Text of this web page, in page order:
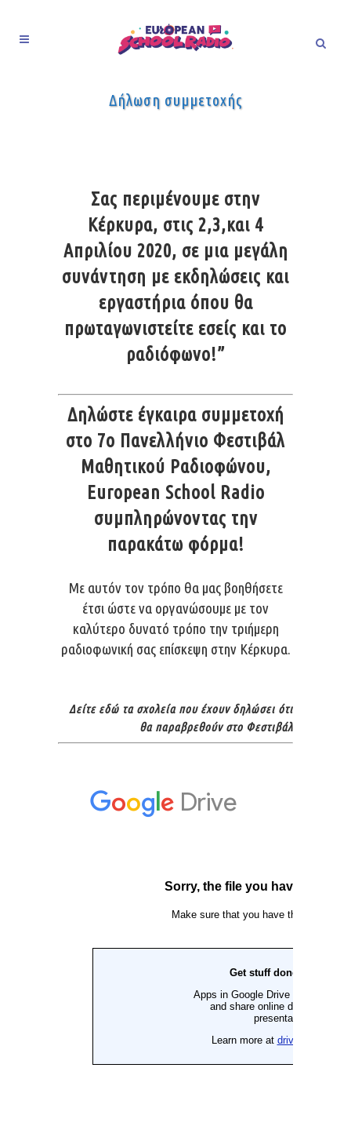
Δήλωση συμμετοχής
Σας περιμένουμε στην
Κέρκυρα, στις 2,3,και 4
Απριλίου 2020, σε μια μεγάλη
συνάντηση με εκδηλώσεις και
εργαστήρια όπου θα
πρωταγωνιστείτε εσείς και το
ραδιόφωνο!”
Δηλώστε έγκαιρα συμμετοχή
στο 7ο Πανελλήνιο Φεστιβάλ
Μαθητικού Ραδιοφώνου,
European School Radio
συμπληρώνοντας την
παρακάτω φόρμα!
Με αυτόν τον τρόπο θα μας βοηθήσετε
έτσι ώστε να οργανώσουμε με τον
καλύτερο δυνατό τρόπο την τριήμερη
ραδιοφωνική σας επίσκεψη στην Κέρκυρα.
Δείτε εδώ τα σχολεία που έχουν δηλώσει ότι
θα παραβρεθούν στο Φεστιβάλ